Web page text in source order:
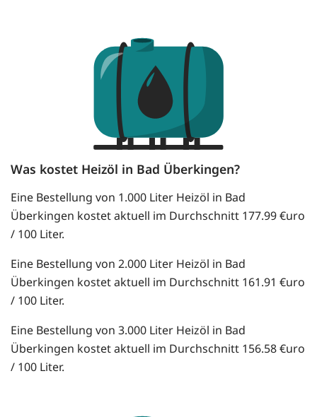
Was kostet Heizöl in Bad Überkingen?
Eine Bestellung von 1.000 Liter Heizöl in Bad
Überkingen kostet aktuell im Durchschnitt 177.99 €uro
/ 100 Liter.
Eine Bestellung von 2.000 Liter Heizöl in Bad
Überkingen kostet aktuell im Durchschnitt 161.91 €uro
/ 100 Liter.
Eine Bestellung von 3.000 Liter Heizöl in Bad
Überkingen kostet aktuell im Durchschnitt 156.58 €uro
/ 100 Liter.